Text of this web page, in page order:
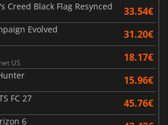
Creed Black Flag Resynced
33.54€
Evolved 31.20€
US 18.17€
15.96€
FC 27 45.76€
6